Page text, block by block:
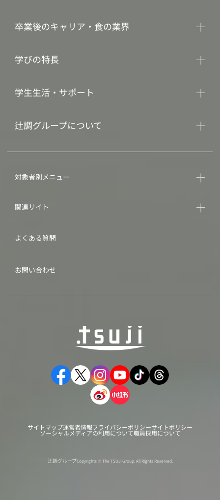
卒業後のキャリア・食の業界
学びの特長
学生生活・サポート
辻調グループについて
対象者別メニュー
関連サイト
よくある質問
お問い合わせ
サイトマップ運営者情報プライバシーポリシーサイトポリシー
ソーシャルメディアの利用について職員採用について
辻調グループCopyrights © The TSUJI Group. All Rights Reserved.